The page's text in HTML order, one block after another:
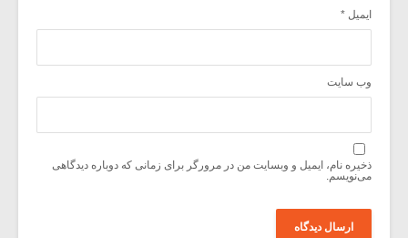
ایمیل *
وب‌ سایت
ذخیره نام، ایمیل و وبسایت من در مرورگر برای زمانی که دوباره دیدگاهی
می‌نویسم.